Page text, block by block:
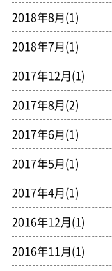
2018年8月(1)
2018年7月(1)
2017年12月(1)
2017年8月(2)
2017年6月(1)
2017年5月(1)
2017年4月(1)
2016年12月(1)
2016年11月(1)